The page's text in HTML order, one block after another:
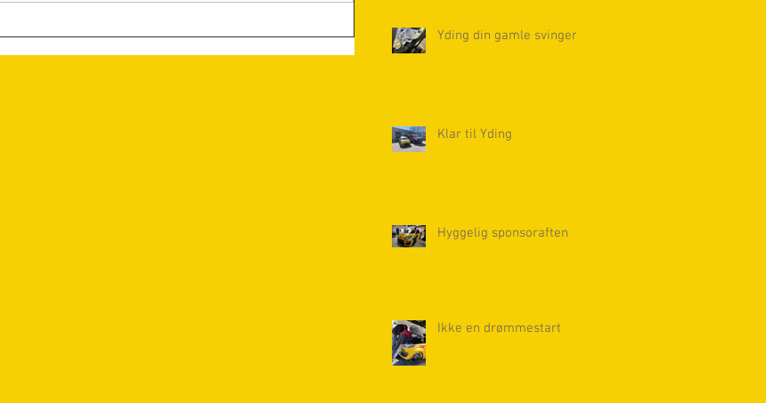
Yding din gamle svinger.
Klar til Yding
Hyggelig sponsoraften
Ikke en drømmestart